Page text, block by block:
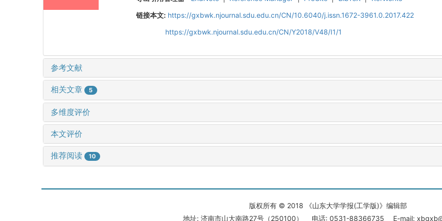
链接本文: https://gxbwk.njournal.sdu.edu.cn/CN/10.6040/j.issn.1672-3961.0.2017.422
https://gxbwk.njournal.sdu.edu.cn/CN/Y2018/V48/I1/1
参考文献
相关文章 5
多维度评价
本文评价
推荐阅读 10
版权所有 © 2018 《山东大学学报(工学版)》编辑部
地址: 济南市山大南路27号（250100） 电话: 0531-88366735 E-mail: